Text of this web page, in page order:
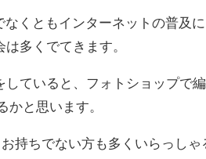
くともインターネットの普及
多くでてきます。
していると、フォトショップで
かと思います。
持ちでない方も多くいらっし